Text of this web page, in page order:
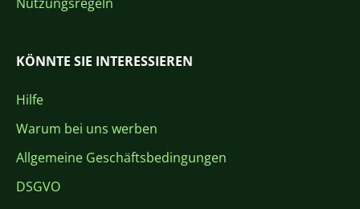
KÖNNTE SIE INTERESSIEREN
Hilfe
Warum bei uns werben
Allgemeine Geschäftsbedingungen
DSGVO